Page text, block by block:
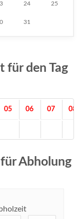
24 25
31
für den Tag
05 06 07 08
Abholung